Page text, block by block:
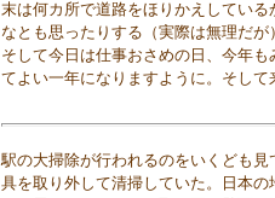
末は何カ所で道路をほりかえしてい
なとも思ったりする（実際は無理だ
そして今日は仕事おさめの日、今年
てよい一年になりますように。そし
駅の大掃除が行われるのをいくども
具を取り外して清掃していた。日本